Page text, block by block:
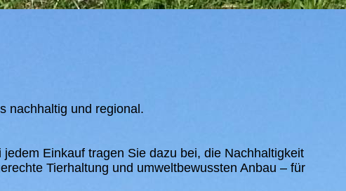
nachhaltig und regional.
Einkauf tragen Sie dazu bei, die Nachhaltigkeit
Tierhaltung und umweltbewussten Anbau – für